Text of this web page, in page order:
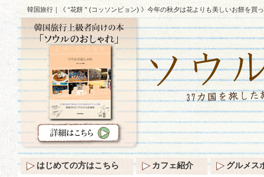
韓国旅行｜《 “花餅 ” (コッソンピョン) 》今年の秋夕は花よりも美しいお餅を買
はじめての方はこちら カフェ紹介 グルメス